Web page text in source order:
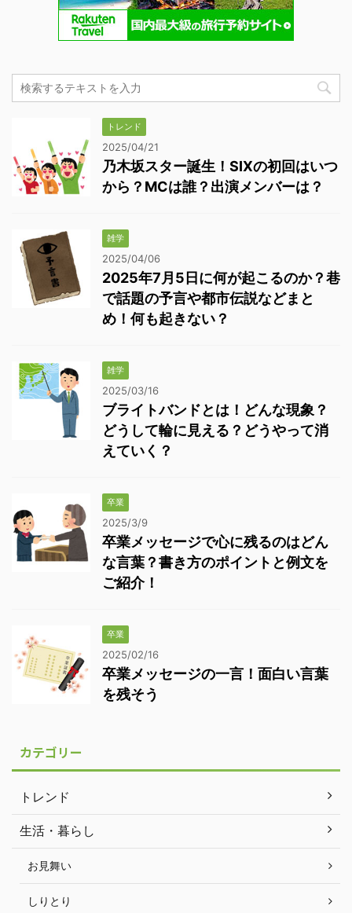
トレンド
2025/04/21
乃木坂スター誕生！SIXの初回はいつ
から？MCは誰？出演メンバーは？
雑学
2025/04/06
2025年7月5日に何が起こるのか？巷
で話題の予言や都市伝説などまと
め！何も起きない？
雑学
2025/03/16
ブライトバンドとは！どんな現象？
どうして輪に見える？どうやって消
えていく？
卒業
2025/3/9
卒業メッセージで心に残るのはどん
な言葉？書き方のポイントと例文を
ご紹介！
卒業
2025/02/16
卒業メッセージの一言！面白い言葉
を残そう
カテゴリー
トレンド
生活・暮らし
お見舞い
しりとり